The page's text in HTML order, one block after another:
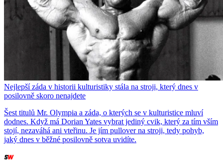
Nejlepší záda v historii kulturistiky stála na stroji, který dnes v
posilovně skoro nenajdete
Šest titulů Mr. Olympia a záda, o kterých se v kulturistice mluví
dodnes. Když má Dorian Yates vybrat jediný cvik, který za tím vším
stojí, nezaváhá ani vteřinu. Je jím pullover na stroji, tedy pohyb,
jaký dnes v běžné posilovně sotva uvidíte.